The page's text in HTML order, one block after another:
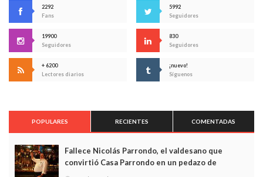
2292
Fans
5992
Seguidores
19900
Seguidores
830
Seguidores
+ 6200
Lectores diarios
¡nuevo!
Síguenos
POPULARES RECIENTES COMENTADAS
Fallece Nicolás Parrondo, el valdesano que
convirtió Casa Parrondo en un pedazo de
Asturias en Madrid